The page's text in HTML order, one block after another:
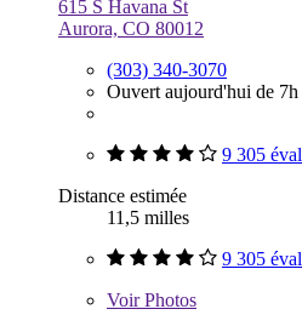
615 S Havana St
Aurora, CO 80012
(303) 340-3070
Ouvert aujourd'hui de 7h
9 305
Distance estimée
11,5 milles
9 305
VoirPhotos